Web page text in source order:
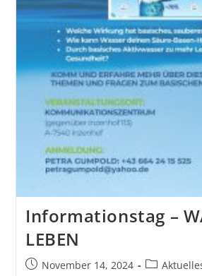
Informationstag –
LEBEN
November 14, 2024